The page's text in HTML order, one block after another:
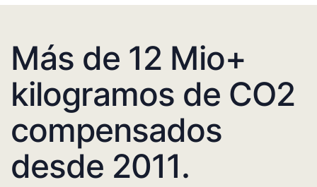
Más de 12 Mio+
kilogramos de CO2
compensados
desde 2011.